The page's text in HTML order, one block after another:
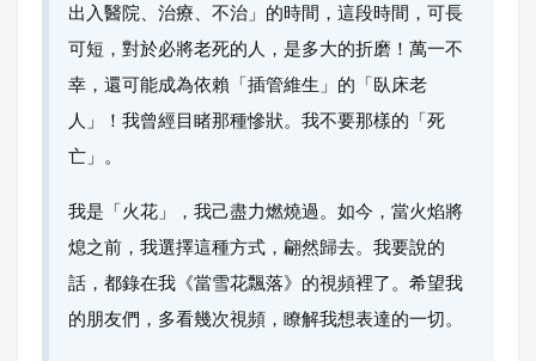
出入醫院、治療、不治」的時間，這段時間，可長
可短，對於必將老死的人，是多大的折磨！萬一不
幸，還可能成為依賴「插管維生」的「臥床老
人」！我曾經目睹那種慘狀。我不要那樣的「死
亡」。
我是「火花」，我己盡力燃燒過。如今，當火焰將
熄之前，我選擇這種方式，翩然歸去。我要說的
話，都錄在我《當雪花飄落》的視頻裡了。希望我
的朋友們，多看幾次視頻，瞭解我想表達的一切。